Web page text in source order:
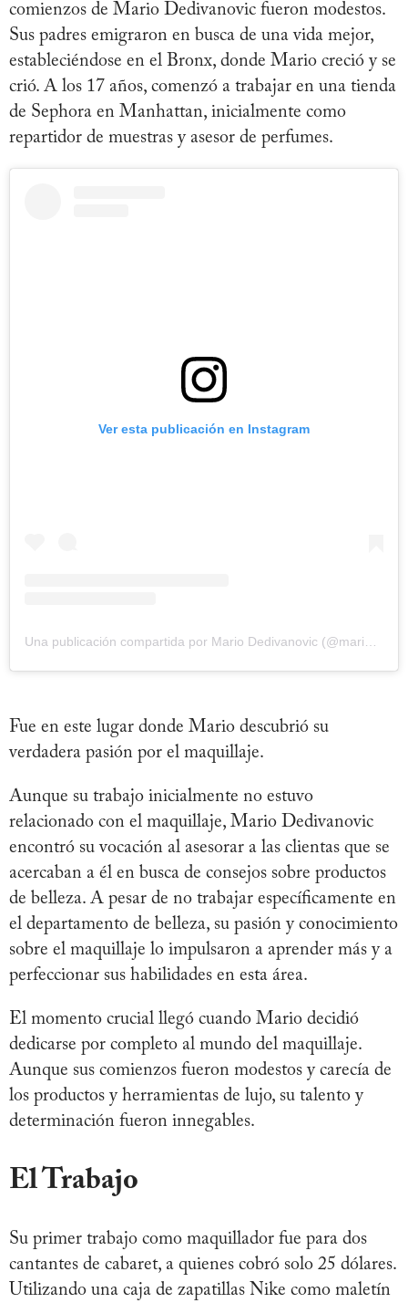
comienzos de Mario Dedivanovic fueron modestos.
Sus padres emigraron en busca de una vida mejor,
estableciéndose en el Bronx, donde Mario creció y se
crió. A los 17 años, comenzó a trabajar en una tienda
de Sephora en Manhattan, inicialmente como
repartidor de muestras y asesor de perfumes.
Ver esta publicación en Instagram
Fue en este lugar donde Mario descubrió su
verdadera pasión por el maquillaje.
Aunque su trabajo inicialmente no estuvo
relacionado con el maquillaje, Mario Dedivanovic
encontró su vocación al asesorar a las clientas que se
acercaban a él en busca de consejos sobre productos
de belleza. A pesar de no trabajar específicamente en
el departamento de belleza, su pasión y conocimiento
sobre el maquillaje lo impulsaron a aprender más y a
perfeccionar sus habilidades en esta área.
El momento crucial llegó cuando Mario decidió
dedicarse por completo al mundo del maquillaje.
Aunque sus comienzos fueron modestos y carecía de
los productos y herramientas de lujo, su talento y
determinación fueron innegables.
El Trabajo
Su primer trabajo como maquillador fue para dos
cantantes de cabaret, a quienes cobró solo 25 dólares.
Utilizando una caja de zapatillas Nike como maletín